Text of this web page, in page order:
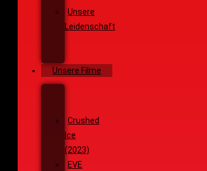
Unsere
Leidenschaft
Unsere Filme
Crushed
Ice
(2023)
EVE